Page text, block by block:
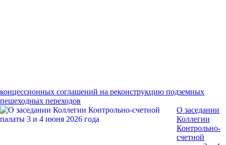
концессионных соглашений на реконструкцию подземных
пешеходных переходов
О заседании
Коллегии
Контрольно-
счетной